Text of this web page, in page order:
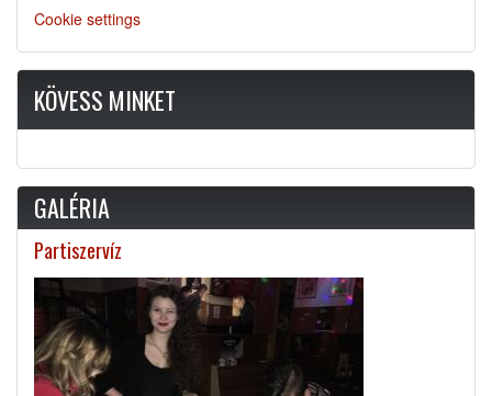
Cookie settings
KÖVESS MINKET
GALÉRIA
Partiszervíz